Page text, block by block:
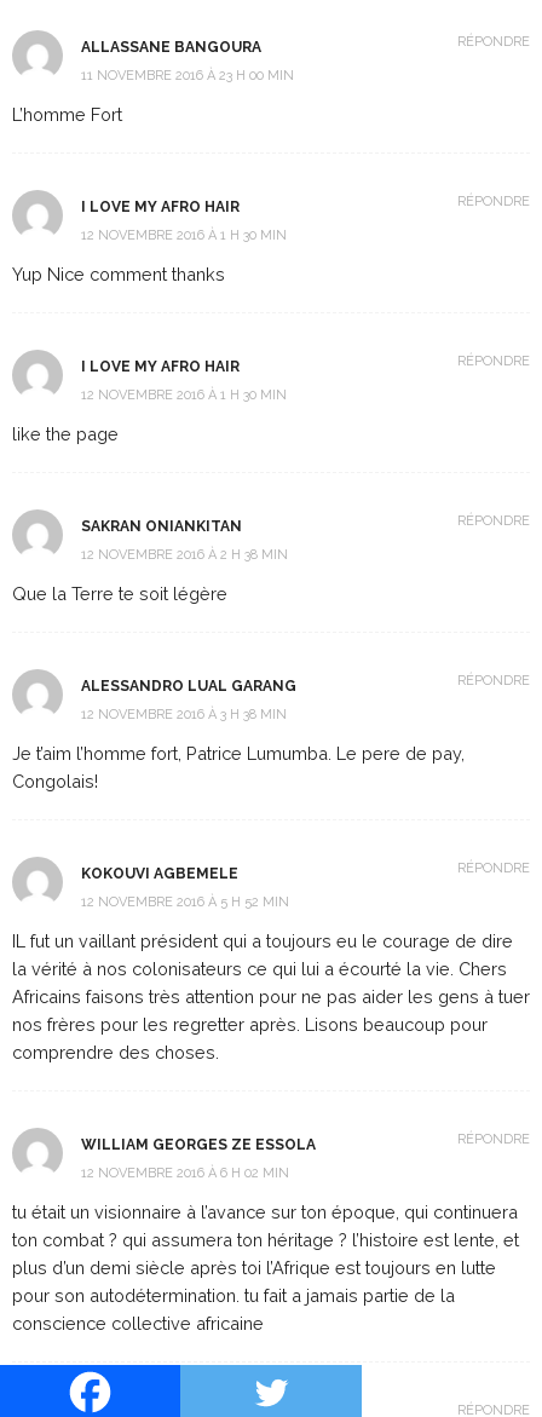
ALLASSANE BANGOURA
11 NOVEMBRE 2016 À 23 H 00 MIN
L’homme Fort
RÉPONDRE
I LOVE MY AFRO HAIR
12 NOVEMBRE 2016 À 1 H 30 MIN
Yup Nice comment thanks
RÉPONDRE
I LOVE MY AFRO HAIR
12 NOVEMBRE 2016 À 1 H 30 MIN
like the page
RÉPONDRE
SAKRAN ONIANKITAN
12 NOVEMBRE 2016 À 2 H 38 MIN
Que la Terre te soit légère
RÉPONDRE
ALESSANDRO LUAL GARANG
12 NOVEMBRE 2016 À 3 H 38 MIN
Je t’aim l’homme fort, Patrice Lumumba. Le pere de pay,
Congolais!
RÉPONDRE
KOKOUVI AGBEMELE
12 NOVEMBRE 2016 À 5 H 52 MIN
IL fut un vaillant président qui a toujours eu le courage de dire
la vérité à nos colonisateurs ce qui lui a écourté la vie. Chers
Africains faisons très attention pour ne pas aider les gens à tuer
nos frères pour les regretter après. Lisons beaucoup pour
comprendre des choses.
RÉPONDRE
WILLIAM GEORGES ZE ESSOLA
12 NOVEMBRE 2016 À 6 H 02 MIN
tu était un visionnaire à l’avance sur ton époque, qui continuera
ton combat ? qui assumera ton héritage ? l’histoire est lente, et
plus d’un demi siècle après toi l’Afrique est toujours en lutte
pour son autodétermination. tu fait a jamais partie de la
conscience collective africaine
RÉPONDRE
RÉPONDRE